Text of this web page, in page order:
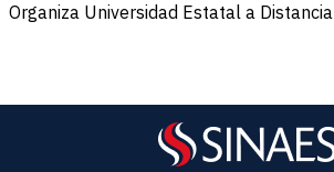
Organiza Universidad Estatal a Distancia